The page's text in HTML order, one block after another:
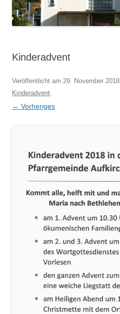
Kinderadvent
Veröffentlicht am 29. November 2018
Kinderadvent.
← Vorheriges